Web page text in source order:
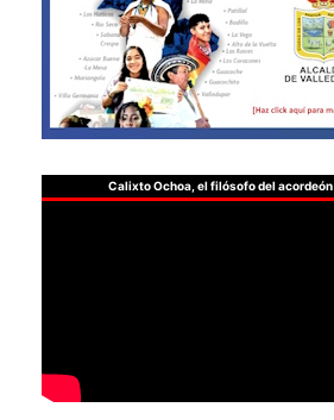
Calixto Ochoa, el filósofo del acordeón